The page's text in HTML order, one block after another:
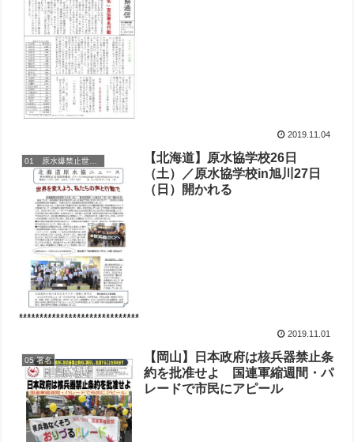
2019.11.04
01 原水爆禁止世界大会
【北海道】原水協学校26日
（土）／原水協学校in旭川27日
（日）開かれる
2019.11.01
05 署名
【岡山】日本政府は核兵器禁止条
約を批准せよ 国連軍縮週間・パ
レードで市民にアピール